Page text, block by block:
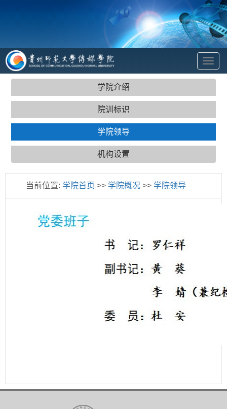
学院介绍
院训标识
学院领导
机构设置
当前位置: 学院首页 >> 学院概况 >> 学院领导